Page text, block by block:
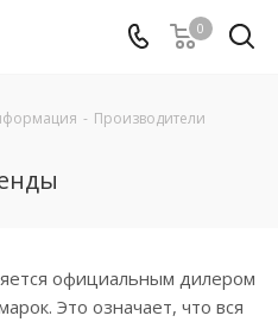
0
- Производители
официальным дилером
Это означает, что вся